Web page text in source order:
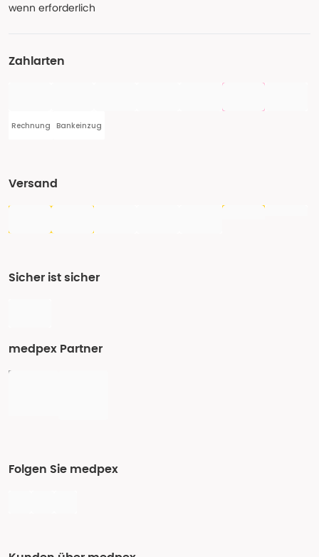
wenn erforderlich
Zahlarten
Rechnung Bankeinzug
Versand
Sicher ist sicher
medpex Partner
Folgen Sie medpex